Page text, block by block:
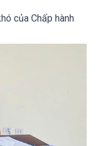
của Chấp hành